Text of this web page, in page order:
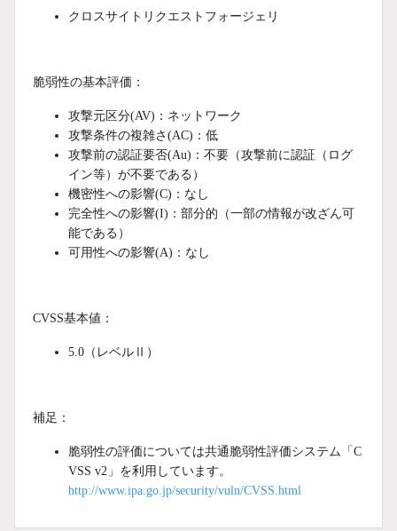
クロスサイトリクエストフォージェリ
脆弱性の基本評価：
攻撃元区分(AV)：ネットワーク
攻撃条件の複雑さ(AC)：低
攻撃前の認証要否(Au)：不要（攻撃前に認証（ログ
イン等）が不要である）
機密性への影響(C)：なし
完全性への影響(I)：部分的（一部の情報が改ざん可
能である）
可用性への影響(A)：なし
CVSS基本値：
5.0（レベルⅡ）
補足：
脆弱性の評価については共通脆弱性評価システム「C
VSS v2」を利用しています。
http://www.ipa.go.jp/security/vuln/CVSS.html